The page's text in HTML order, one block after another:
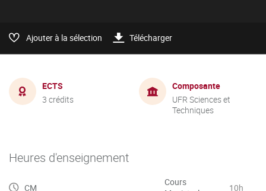
Ajouter à la sélection Télécharger
ECTS
3 crédits
Composante
UFR Sciences et
Techniques
Heures d'enseignement
CM
Cours
10h